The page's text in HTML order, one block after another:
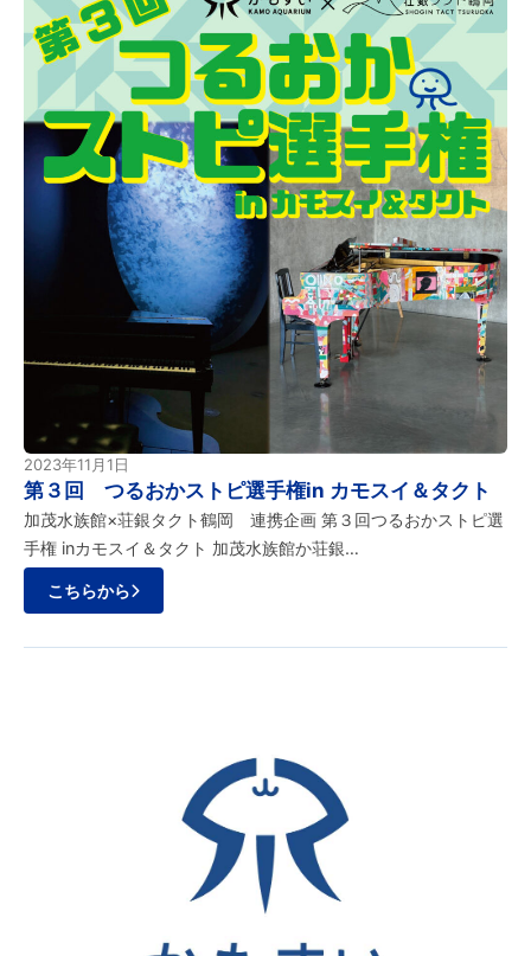
2023年11月1日
第３回 つるおかストピ選手権in カモスイ＆タクト
加茂水族館×荘銀タクト鶴岡 連携企画 第３回つるおかストピ選
手権 inカモスイ＆タクト 加茂水族館か荘銀…
こちらから